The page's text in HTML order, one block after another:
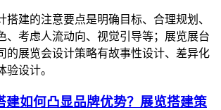
搭建的注意要点是明确目标、合理规划、
、考虑人流动向、视觉引导等；展览展台
的展览会设计策略有故事性设计、差异化
验设计。
建如何凸显品牌优势？展览搭建策